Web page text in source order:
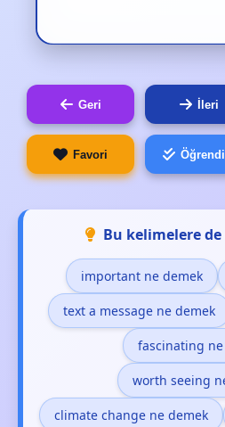
Geri İleri
Favori
Bu kelimelere
important ne demek
text a message ne demek
fascinating
worth seeing
climate change ne demek